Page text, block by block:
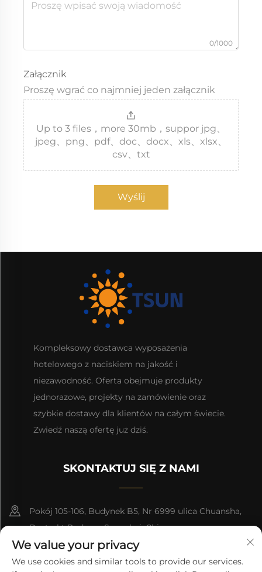
0/1000
Załącznik
Proszę wgrać co najmniej jeden załącznik
Up to 3 files，more 30mb，suppor jpg、
jpeg、png、pdf、doc、docx、xls、xlsx、
csv、txt
Wyślij
Kompleksowy dostawca wyposażenia
hotelowego z naciskiem na jakość i
niezawodność. Oferta obejmuje produkty
jednorazowe, projekty na zamówienie oraz
szybkie dostawy dla klientów na całym świecie.
Zwiedź naszą ofertę już dziś.
SKONTAKTUJ SIĘ Z NAMI
Pokój 105-106, Budynek B5, Nr 6999 ulica Chuansha,
Dystrykt Pudong, Szanghaj, Chiny
+86-18917365593
We value your privacy
We use cookies and similar tools to provide our services.